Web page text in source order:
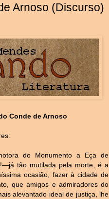
Arnoso (Discurso)
Conde de Arnoso
do Monumento a Eça de
tão mutilada pela morte, é a
ocasião, fazer à cidade de
que amigos e admiradores do
alevantado ideal de justiça, lhe